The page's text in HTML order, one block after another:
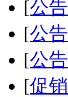
[公告
[公告
[公告
[促销